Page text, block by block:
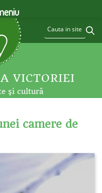
VICTORIEI
şi cultură
camere de